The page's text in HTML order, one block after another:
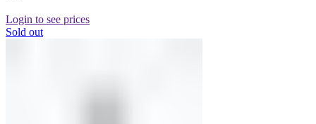
Login to see prices
Sold out